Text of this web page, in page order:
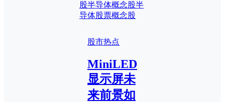
股半导体概念股半
导体股票概念股
股市热点
MiniLED
显示屏未
来前景如